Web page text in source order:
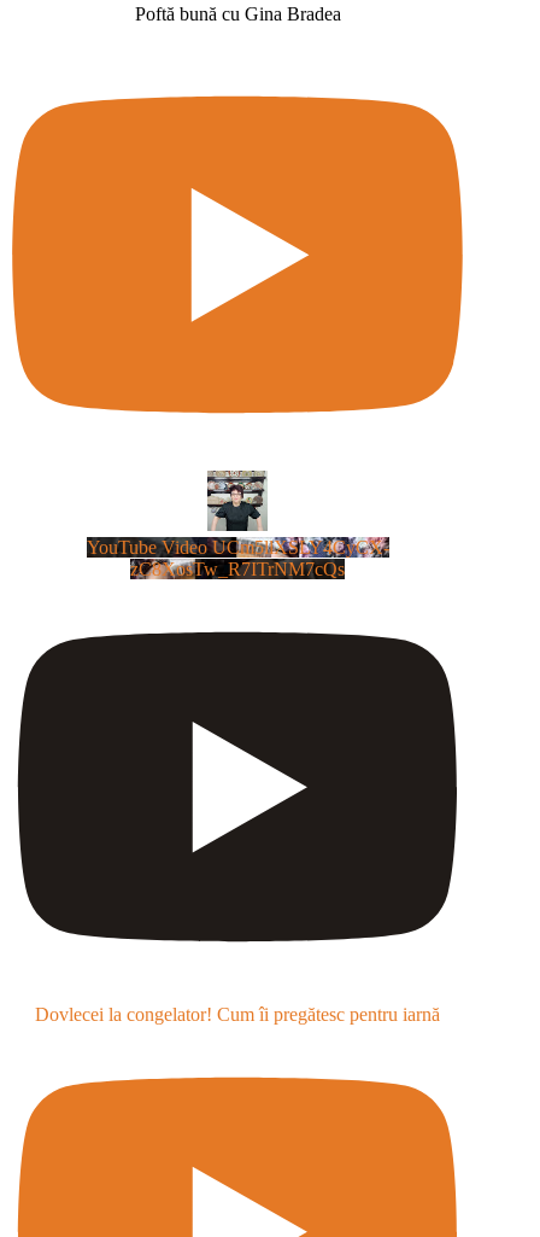
Poftă bună cu Gina Bradea
YouTube Video UCm5llXSLY4CyCX-
zC8XosTw_R7ITrNM7cQs
Dovlecei la congelator! Cum îi pregătesc pentru iarnă